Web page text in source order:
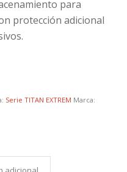
para
protección adicional
Serie TITAN EXTREM Marca: